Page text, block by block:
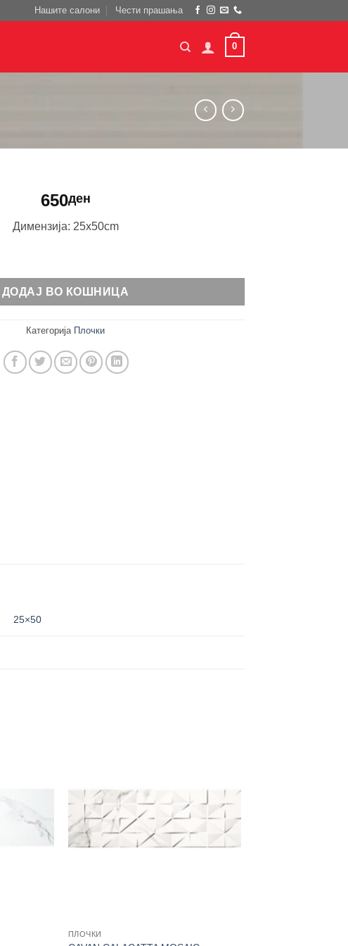
Нашите салони Чести прашања
0
650ден
Димензија: 25x50cm
ДОДАЈ ВО КОШНИЦА
Категорија Плочки
25×50
ПЛОЧКИ